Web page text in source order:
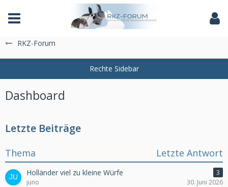
Das Fachforum der Rassekaninchenzucht
RKZ-Forum
Dashboard
Letzte Beiträge
Thema Letzte Antwort
Holländer viel zu kleine Würfe
3
juno
30. Juni 2026